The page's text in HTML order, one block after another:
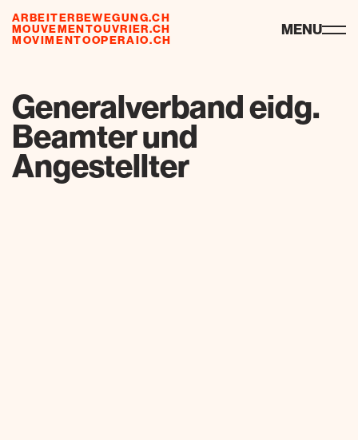
ARBEITERBEWEGUNG.CH
MOUVEMENTOUVRIER.CH
MOVIMENTOOPERAIO.CH
ressources MENU
Generalverband eidg.
Beamter und
Angestellter